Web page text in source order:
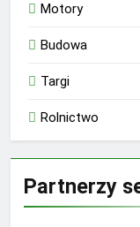
Motory
Budowa
Targi
Rolnictwo
Partnerzy